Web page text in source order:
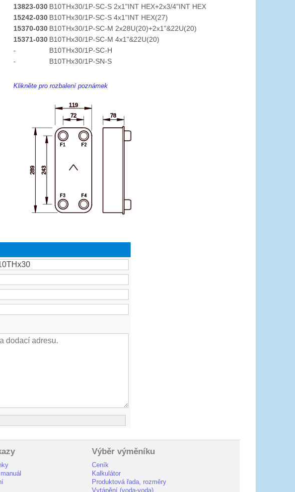
13823-030 B10THx30/1P-SC-S 2x1"INT HEX+2x3/4"INT HEX
15242-030 B10THx30/1P-SC-S 4x1"INT HEX(27)
15370-030 B10THx30/1P-SC-M 2x28U(20)+2x1"&22U(20)
15371-030 B10THx30/1P-SC-M 4x1"&22U(20)
-
B10THx30/1P-SC-H
-
B10THx30/1P-SN-S
Klikněte pro rozbalení poznámek
Výběr výměníku
Ceník
Kalkulátor
Produktová řada, rozměry
Vytápění (voda-voda)